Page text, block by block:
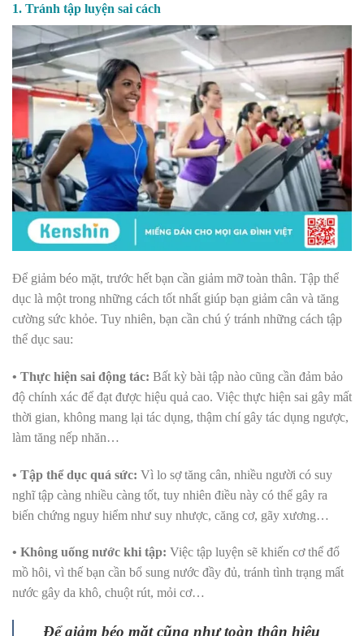
1. Tránh tập luyện sai cách
Để giảm béo mặt, trước hết bạn cần giảm mỡ toàn thân. Tập thể
dục là một trong những cách tốt nhất giúp bạn giảm cân và tăng
cường sức khỏe. Tuy nhiên, bạn cần chú ý tránh những cách tập
thể dục sau:
• Thực hiện sai động tác: Bất kỳ bài tập nào cũng cần đảm bảo
độ chính xác để đạt được hiệu quả cao. Việc thực hiện sai gây mất
thời gian, không mang lại tác dụng, thậm chí gây tác dụng ngược,
làm tăng nếp nhăn…
• Tập thể dục quá sức: Vì lo sợ tăng cân, nhiều người có suy
nghĩ tập càng nhiều càng tốt, tuy nhiên điều này có thể gây ra
biến chứng nguy hiểm như suy nhược, căng cơ, gãy xương…
• Không uống nước khi tập: Việc tập luyện sẽ khiến cơ thể đổ
mồ hôi, vì thế bạn cần bổ sung nước đầy đủ, tránh tình trạng mất
nước gây da khô, chuột rút, mỏi cơ…
Để giảm béo mặt cũng như toàn thân hiệu